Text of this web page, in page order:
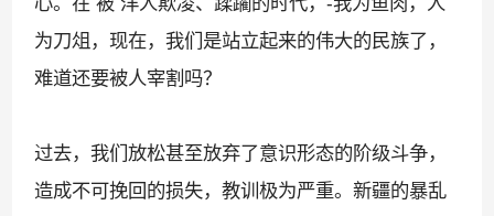
为刀俎，现在，我们是站立起来的伟大的民族了，
难道还要被人宰割吗？
过去，我们放松甚至放弃了意识形态的阶级斗争，
造成不可挽回的损失，教训极为严重。新疆的暴乱